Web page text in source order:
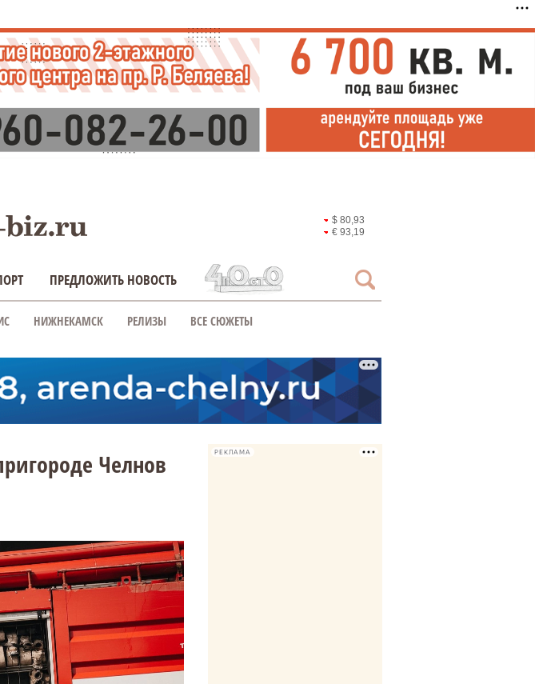
$ 80,93
€ 93,19
ПРЕДЛОЖИТЬ НОВОСТЬ
НИЖНЕКАМСК РЕЛИЗЫ ВСЕ СЮЖЕТЫ
Челнов РЕКЛАМА